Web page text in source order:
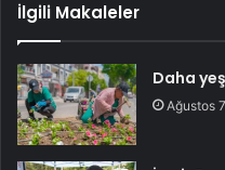
İlgili Makaleler
Daha
Ağustos